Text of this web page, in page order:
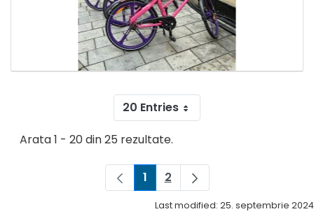
20 Entries
Arata 1 - 20 din 25 rezultate.
Pagina
1 Pagina
2
Last modified: 25. septembrie 2024